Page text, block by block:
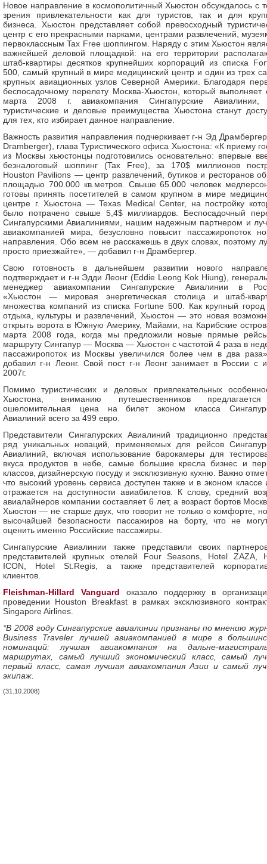
Новое направление в космополитичный Хьюстон обсуждалось с
зрения привлекательности как для туристов, так и для
бизнеса. Хьюстон представляет собой превосходный
центр с его прекрасными парками, центрами развлечений,
первоклассным Tax Free шоппингом. Наряду с этим Хьюстон
важнейшей деловой площадкой: на его территории
штаб-квартиры десятков крупнейших корпораций из списка
500, самый крупный в мире медицинский центр и один из трех
крупных авиационных узлов Северной Америки. Благодаря
беспосадочному перелету Москва-Хьюстон, который выполняет
марта 2008 г. авиакомпания Сингапурские Авиалинии,
туристические и деловые преимущества Хьюстона станут
для тех, кто избирает данное направление.
Важность развития направления подчеркивает г-н Эд
Dramberger), глава Туристического офиса Хьюстона: «К приему
из Москвы хьюстонцы подготовились основательно: впервые
безналоговый шоппинг (Tax Free), за 170$ миллионов
Houston Pavilions — центр развлечений, бутиков и ресторанов
площадью 700.000 кв.метров. Свыше 65.000 человек
готовы принять посетителей в самом крупном в мире
центре г. Хьюстона — Texas Medical Center, на постройку
было потрачено свыше 5,4$ миллиардов. Беспосадочный
Сингапурскими Авиалиниями, нашим надежным партнером и
авиакомпанией мира, безусловно повысит пассажиропоток
направления. Обо всем не расскажешь в двух словах, поэтому
просто приезжайте», — добавил г-н Драмбергер.
Свою готовность в дальнейшем развитии нового
подтверждает и г-н Эдди Леонг (Eddie Leong Kok Hiung),
менеджер авиакомпании Сингапурские Авиалинии в
«Хьюстон — мировая энергетическая столица и штаб-
множества компаний из списка Fortune 500. Как крупный
отдыха, культуры и развлечений, Хьюстон — это новая
открыть ворота в Южную Америку, Майами, на Карибские
марта 2008 года, когда мы предложили новые прямые
маршруту Сингапур — Москва — Хьюстон с частотой 4 раза в
пассажиропоток из Москвы увеличился более чем в два
добавил г-н Леонг. Свой пост г-н Леонг занимает в России с
2007г.
Помимо туристических и деловых привлекательных
Хьюстона, вниманию путешественников
ошеломительная цена на билет эконом класса
Авиалиний всего за 499 евро.
Представители Сингапурских Авиалиний традиционно
ряд уникальных новаций, применяемых для рейсов
Авиалиний, включая использование барокамеры для
вкуса продуктов в небе, самые большие кресла бизнес и
классов, дизайнерскую посуду и эксклюзивную кухню. Важно
что высокий уровень сервиса доступен также и в эконом классе
отражается на доступности авиабилетов. К слову, средний
авиалайнеров компании составляет 6 лет, а возраст бортов
Хьюстон — не старше двух, что говорит не только о комфорте,
высочайшей безопасности пассажиров на борту, что не
оценить именно Российские пассажиры.
Сингапурские Авиалинии также представили своих
представителей крупных отелей Four Seasons, Hotel ZAZA,
ICON, Hotel St.Regis, а также представителей
клиентов.
Fleishman-Hillard Vanguard
оказало поддержку в
проведении Houston Breakfast в рамках эксклюзивного
Singapore Airlines.
*В 2008 году Сингапурские авиалинии признаны по мнению
Business Traveler лучшей авиакомпанией в мире в
номинаций: лучшая авиакомпания на дальне-
маршрутах, самый лучший экономический класс, самый
первый класс, самая лучшая авиакомпания Азии и самый
экипаж.
(31.10.2008)